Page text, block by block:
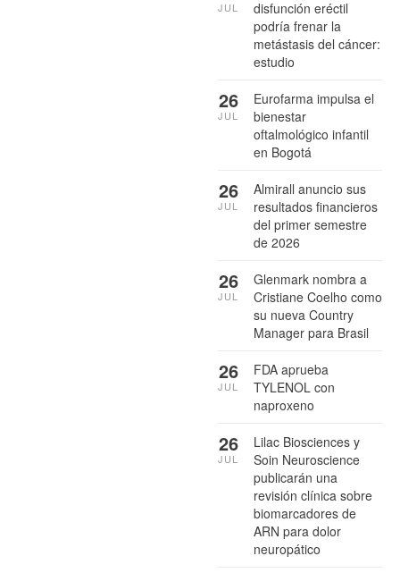
disfunción eréctil
podría frenar la
metástasis del cáncer:
estudio
JUL
Eurofarma impulsa el
bienestar
oftalmológico infantil
en Bogotá
26
JUL
Almirall anuncio sus
resultados financieros
del primer semestre
de 2026
26
JUL
Glenmark nombra a
Cristiane Coelho como
su nueva Country
Manager para Brasil
26
JUL
FDA aprueba
TYLENOL con
naproxeno
26
JUL
Lilac Biosciences y
Soin Neuroscience
publicarán una
revisión clínica sobre
biomarcadores de
ARN para dolor
neuropático
26
JUL